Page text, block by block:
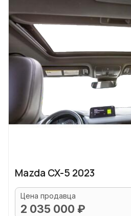
Mazda CX-5 2023
Цена продавца
2 035 000 ₽